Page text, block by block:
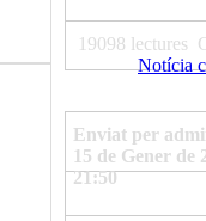
19098 lectures
Notícia
Enviat per
15 de Gener de
21:50